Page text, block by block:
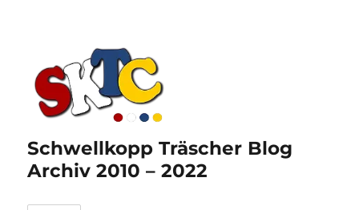
Schwellkopp Träscher Blog
Archiv 2010 – 2022